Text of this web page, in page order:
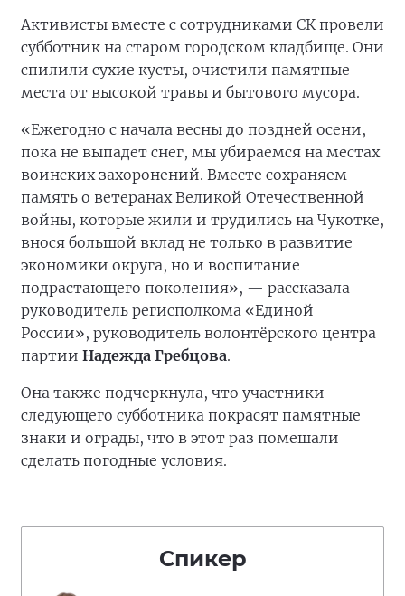
Активисты вместе с сотрудниками СК провели
субботник на старом городском кладбище. Они
спилили сухие кусты, очистили памятные
места от высокой травы и бытового мусора.
«Ежегодно с начала весны до поздней осени,
пока не выпадет снег, мы убираемся на местах
воинских захоронений. Вместе сохраняем
память о ветеранах Великой Отечественной
войны, которые жили и трудились на Чукотке,
внося большой вклад не только в развитие
экономики округа, но и воспитание
подрастающего поколения», — рассказала
руководитель регисполкома «Единой
России», руководитель волонтёрского центра
партии Надежда Гребцова.
Она также подчеркнула, что участники
следующего субботника покрасят памятные
знаки и ограды, что в этот раз помешали
сделать погодные условия.
Спикер